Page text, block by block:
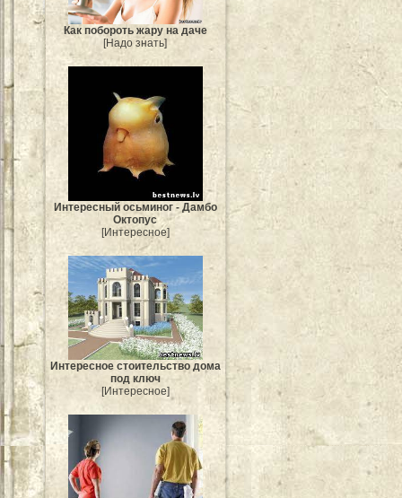
Как побороть жару на даче
[Надо знать]
Интересный осьминог - Дамбо
Октопус
[Интересное]
Интересное стоительство дома
под ключ
[Интересное]